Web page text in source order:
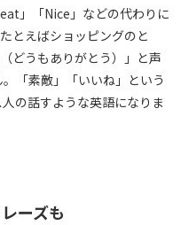
」「Nice」などの代わりに
とえばショッピングのと
どうもありがとう）」と声
「素敵」「いいね」という
の話すような英語になりま
ーズも